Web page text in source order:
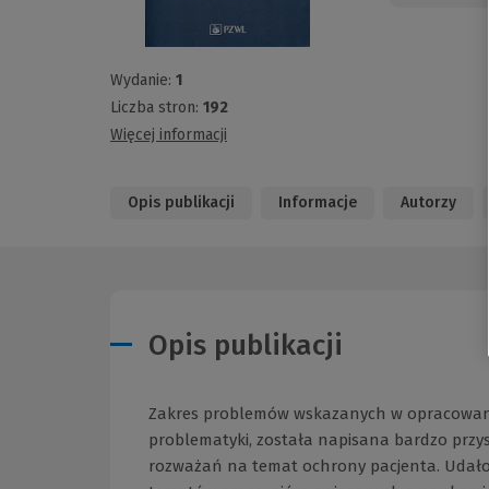
Wydanie: 1
Liczba stron: 192
Więcej informacji
Opis publikacji Informacje Autorzy
Opis publikacji
Zakres problemów wskazanych w
problematyki, została napisana bardzo
rozważań na temat ochrony pacjenta.